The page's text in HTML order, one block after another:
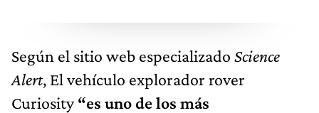
Según el sitio web especializado Science
Alert, El vehículo explorador rover
Curiosity“es uno de los más